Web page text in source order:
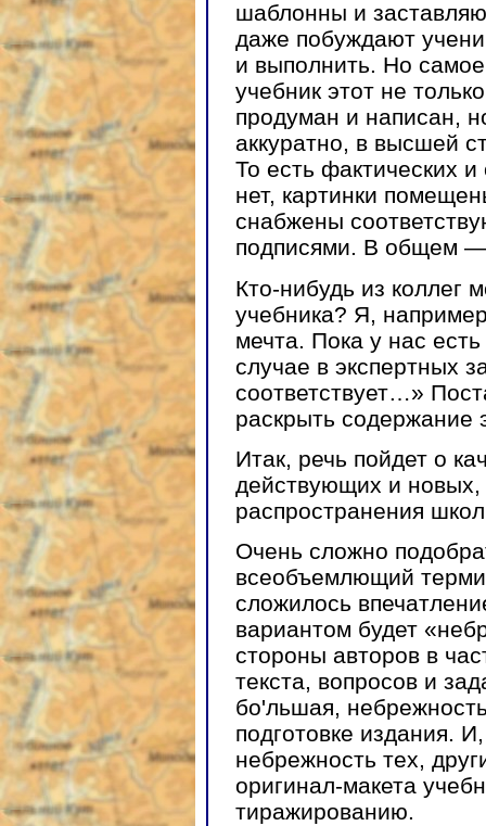
шаблонны и
даже побуждают
и выполнить. Но
учебник этот не
продуман и написан,
аккуратно, в высшей
То есть фактических
нет, картинки
снабжены
подписями. В общем —
Кто-нибудь из коллег
учебника? Я,
мечта. Пока у нас
случае в экспертных
соответствует…»
раскрыть содержание
Итак, речь пойдет о
действующих и
распространения
Очень сложно
всеобъемлющий
сложилось
вариантом будет
стороны авторов в
текста, вопросов и
бо'льшая,
подготовке издания.
небрежность тех,
оригинал-макета
тиражированию.